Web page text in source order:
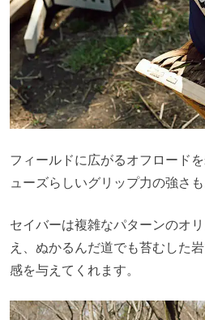
フィールドに広がるオフロード
ューズらしいグリップ力の強さも
セイバーは複雑なパターンのオ
え、ぬかるんだ道でも苔むした
感を与えてくれます。